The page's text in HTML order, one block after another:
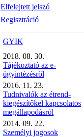
Elfelejtett jelszó
Regisztráció
GYIK
2018. 08. 30.
Tájékoztató az e-
ügyintézésről
2016. 11. 23.
Tudnivalók az étrend-
kiegészítőkel kapcsolatos
megállapodásról
2014. 09. 22.
Személyi jogosok